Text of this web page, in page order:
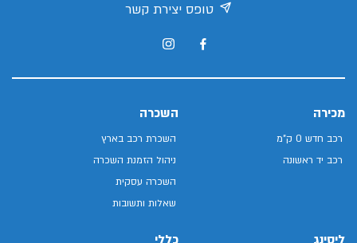
טופס יצירת קשר
מכירה
רכב חדש 0 ק"מ
רכב יד ראשונה
השכרה
השכרת רכב בארץ
ניהול הזמנת השכרה
השכרה עסקית
שאלות ותשובות
ליסינג כללי